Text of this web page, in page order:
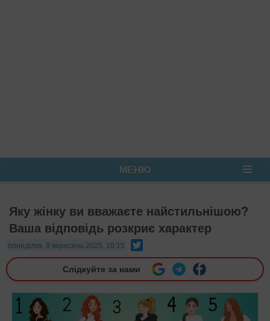
МЕНЮ
Яку жінку ви вважаєте найстильнішою?
Ваша відповідь розкриє характер
понеділок, 8 вересень 2025, 10:15
Слідкуйте за нами